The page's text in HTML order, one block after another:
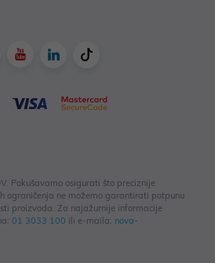
Pokušavamo osigurati što preciznije
ograničenja ne možemo garantirati potpunu
proizvoda. Za najažurnije informacije
01 3033 100 ili e-maila: nova-